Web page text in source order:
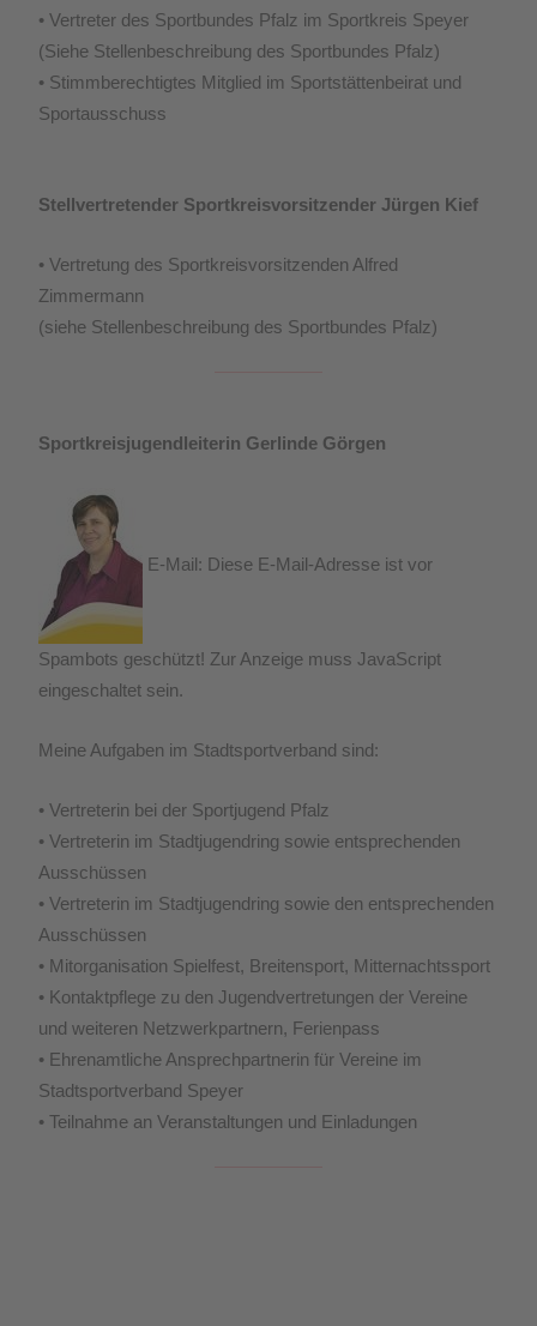
• Vertreter des Sportbundes Pfalz im Sportkreis Speyer
(Siehe Stellenbeschreibung des Sportbundes Pfalz)
• Stimmberechtigtes Mitglied im Sportstättenbeirat und
Sportausschuss
Stellvertretender Sportkreisvorsitzender Jürgen Kief
• Vertretung des Sportkreisvorsitzenden Alfred
Zimmermann
(siehe Stellenbeschreibung des Sportbundes Pfalz)
Sportkreisjugendleiterin Gerlinde Görgen
E-Mail: Diese E-Mail-Adresse ist vor
Spambots geschützt! Zur Anzeige muss JavaScript
eingeschaltet sein.
Meine Aufgaben im Stadtsportverband sind:
• Vertreterin bei der Sportjugend Pfalz
• Vertreterin im Stadtjugendring sowie entsprechenden
Ausschüssen
• Vertreterin im Stadtjugendring sowie den entsprechenden
Ausschüssen
• Mitorganisation Spielfest, Breitensport, Mitternachtssport
• Kontaktpflege zu den Jugendvertretungen der Vereine
und weiteren Netzwerkpartnern, Ferienpass
• Ehrenamtliche Ansprechpartnerin für Vereine im
Stadtsportverband Speyer
• Teilnahme an Veranstaltungen und Einladungen